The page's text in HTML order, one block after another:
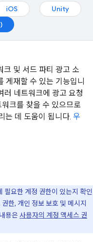
iOS
Unity
및 서드 파티 광고 소
게재할 수 있는 기능입니
러 네트워크에 광고 요청
크를 찾을 수 있으므로
는 데 도움이 됩니다. 우
필요한 계정 권한이 있는지 확인
한, 개인 정보 보호 및 메시지
용은 사용자의 계정 액세스 권